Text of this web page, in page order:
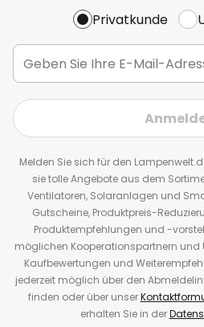
Privatkunde
Melden Sie sich für den
sie tolle Angebote aus dem
Ventilatoren, Solaranlagen und
Gutscheine, Produktpreis-
Produktempfehlungen und -
möglichen Kooperationspartnern und
Kaufbewertungen und
jederzeit möglich über den
finden oder über unser
erhalten Sie in der